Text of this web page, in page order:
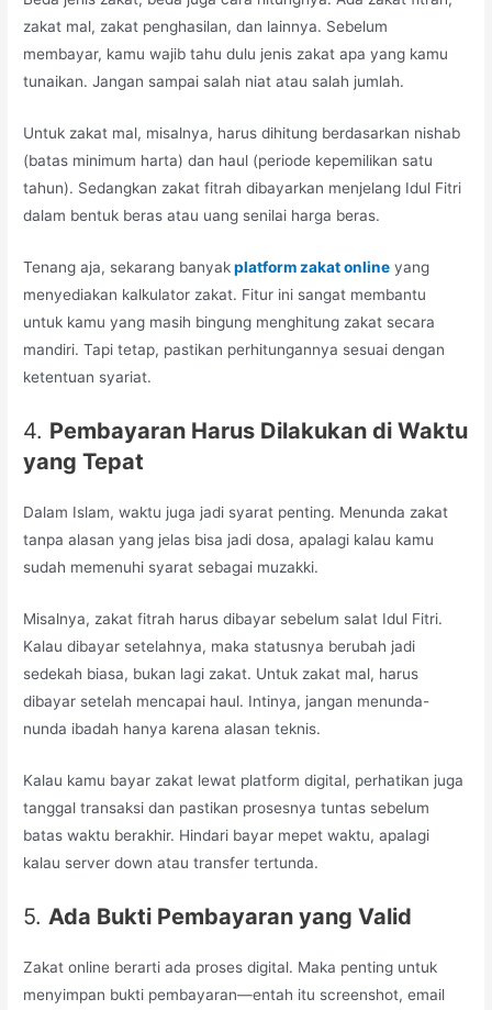
zakat mal, zakat penghasilan, dan lainnya. Sebelum
membayar, kamu wajib tahu dulu jenis zakat apa yang kamu
tunaikan. Jangan sampai salah niat atau salah jumlah.
Untuk zakat mal, misalnya, harus dihitung berdasarkan nishab
(batas minimum harta) dan haul (periode kepemilikan satu
tahun). Sedangkan zakat fitrah dibayarkan menjelang Idul Fitri
dalam bentuk beras atau uang senilai harga beras.
Tenang aja, sekarang banyakplatform zakat online yang
menyediakan kalkulator zakat. Fitur ini sangat membantu
untuk kamu yang masih bingung menghitung zakat secara
mandiri. Tapi tetap, pastikan perhitungannya sesuai dengan
ketentuan syariat.
4. Pembayaran Harus Dilakukan di Waktu
yang Tepat
Dalam Islam, waktu juga jadi syarat penting. Menunda zakat
tanpa alasan yang jelas bisa jadi dosa, apalagi kalau kamu
sudah memenuhi syarat sebagai muzakki.
Misalnya, zakat fitrah harus dibayar sebelum salat Idul Fitri.
Kalau dibayar setelahnya, maka statusnya berubah jadi
sedekah biasa, bukan lagi zakat. Untuk zakat mal, harus
dibayar setelah mencapai haul. Intinya, jangan menunda-
nunda ibadah hanya karena alasan teknis.
Kalau kamu bayar zakat lewat platform digital, perhatikan juga
tanggal transaksi dan pastikan prosesnya tuntas sebelum
batas waktu berakhir. Hindari bayar mepet waktu, apalagi
kalau server down atau transfer tertunda.
5. Ada Bukti Pembayaran yang Valid
Zakat online berarti ada proses digital. Maka penting untuk
menyimpan bukti pembayaran—entah itu screenshot, email